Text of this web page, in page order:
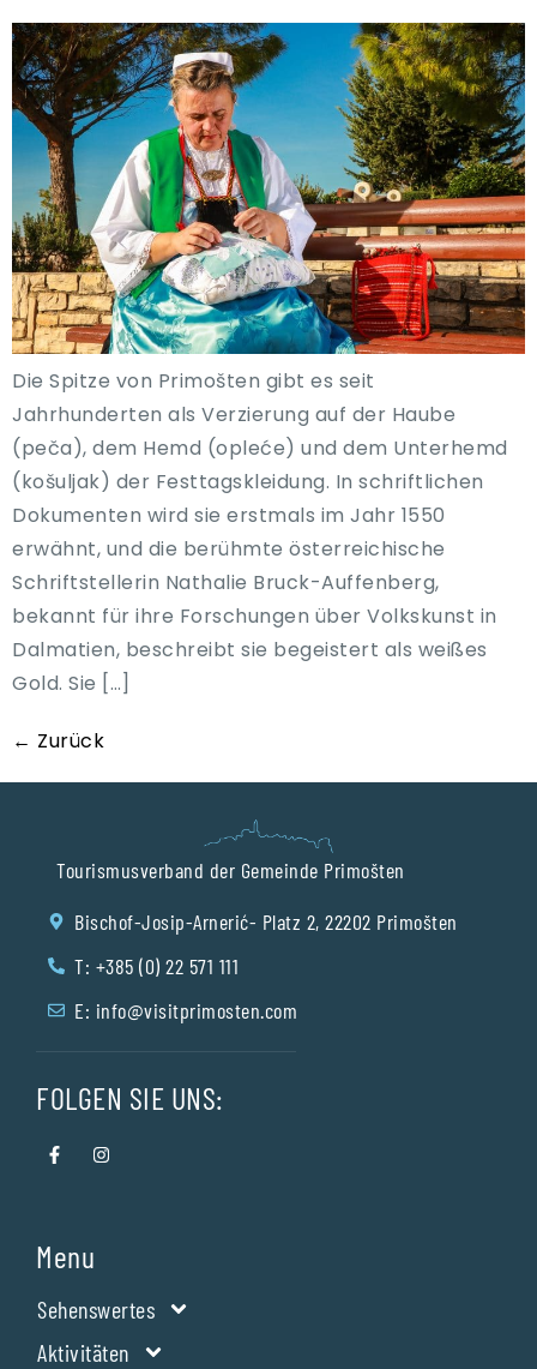
Die Spitze von Primošten gibt es seit
Jahrhunderten als Verzierung auf der Haube
(peča), dem Hemd (opleće) und dem Unterhemd
(košuljak) der Festtagskleidung. In schriftlichen
Dokumenten wird sie erstmals im Jahr 1550
erwähnt, und die berühmte österreichische
Schriftstellerin Nathalie Bruck-Auffenberg,
bekannt für ihre Forschungen über Volkskunst in
Dalmatien, beschreibt sie begeistert als weißes
Gold. Sie […]
← Zurück
Tourismusverband der Gemeinde Primošten
Bischof-Josip-Arnerić- Platz 2, 22202 Primošten
T: +385 (0) 22 571 111
E: info@visitprimosten.com
FOLGEN SIE UNS:
Menu
Sehenswertes
Aktivitäten